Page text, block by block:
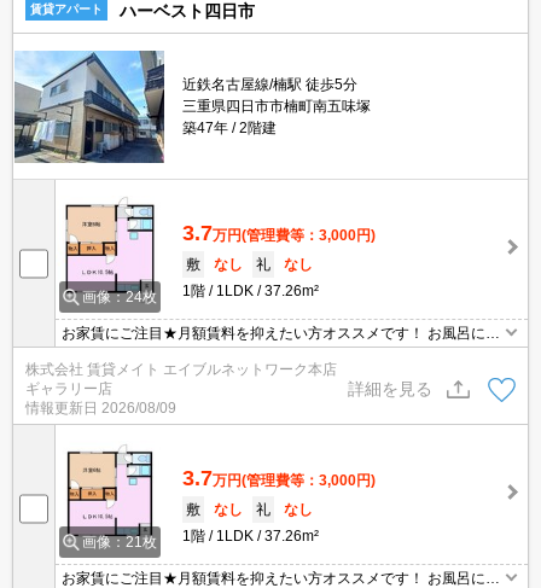
賃貸アパート ハーベスト四日市
近鉄名古屋線/楠駅 徒歩5分
三重県四日市市楠町南五味塚
築47年
2階建
画像：24枚
3.7万円(管理費等：3,000円)
敷
なし 礼
なし
1階
1LDK 37.26m²
お家賃にご注目★月額賃料を抑えたい方オススメです！ お風呂にゆ
っくり浸かりたい方・空間を別々に分けたい方にオススメなバス・
トイレ別物件です♪
株式会社 賃貸メイト エイブルネットワーク本店
ギャラリー店
情報更新日 2026/08/09
詳細を見る
画像：21枚
3.7万円(管理費等：3,000円)
敷
なし 礼
なし
1階
1LDK 37.26m²
お家賃にご注目★月額賃料を抑えたい方オススメです！ お風呂にゆ